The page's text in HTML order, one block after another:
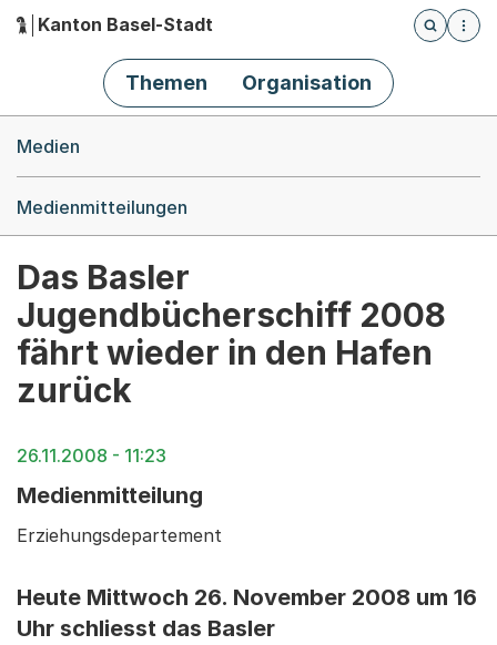
Hauptnavigation
Kanton Basel-Stadt
Öffnet
Themen Organisation
Medien
Medienmitteilungen
Das Basler
Jugendbücherschiff 2008
fährt wieder in den Hafen
zurück
26.11.2008 - 11:23
Medienmitteilung
Erziehungsdepartement
Heute Mittwoch 26. November 2008 um 16
Uhr schliesst das Basler